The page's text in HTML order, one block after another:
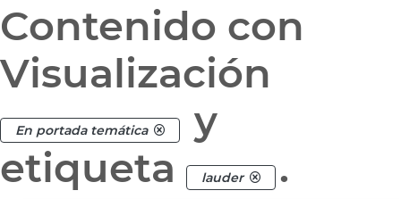
Contenido con
Visualización
En portada temática
y
etiqueta
lauder .